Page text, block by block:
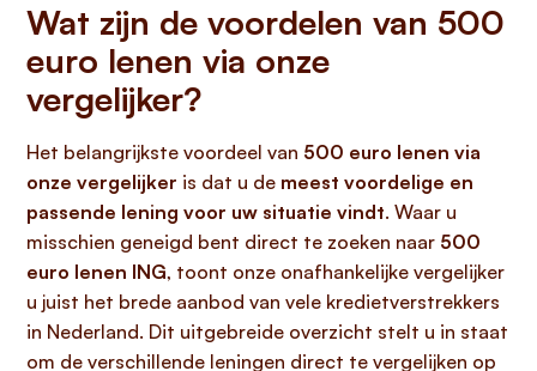
Wat zijn de voordelen van 500
euro lenen via onze
vergelijker?
Het belangrijkste voordeel van 500 euro lenen via
onze vergelijker is dat u de meest voordelige en
passende lening voor uw situatie vindt. Waar u
misschien geneigd bent direct te zoeken naar 500
euro lenen ING, toont onze onafhankelijke vergelijker
u juist het brede aanbod van vele kredietverstrekkers
in Nederland. Dit uitgebreide overzicht stelt u in staat
om de verschillende leningen direct te vergelijken op